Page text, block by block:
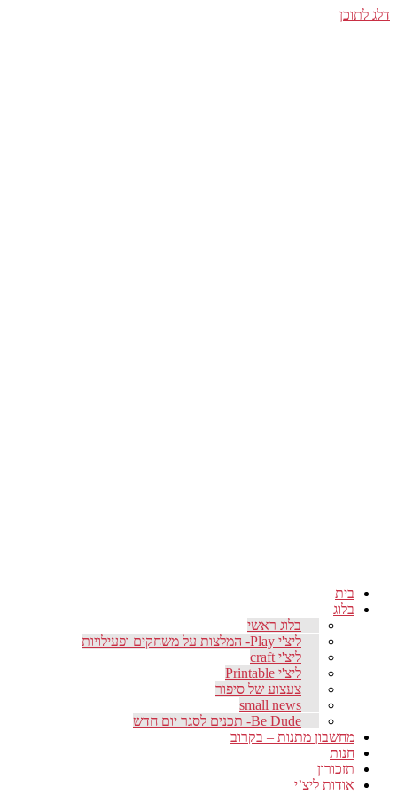
דלג לתוכן
בית
בלוג
בלוג ראשי
ליצ'י Play- המלצות על משחקים ופעילויות
ליצ'י craft
ליצ'י Printable
צעצוע של סיפור
small news
Be Dude- תכנים לסגר יום חדש
מחשבון מתנות – בקרוב
חנות
תזכורון
אודות ליצ’י